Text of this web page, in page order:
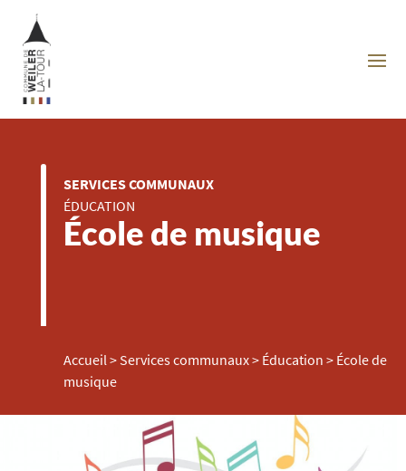
SERVICES COMMUNAUX
ÉDUCATION
École de musique
Accueil> Services communaux> Éducation > École de
musique